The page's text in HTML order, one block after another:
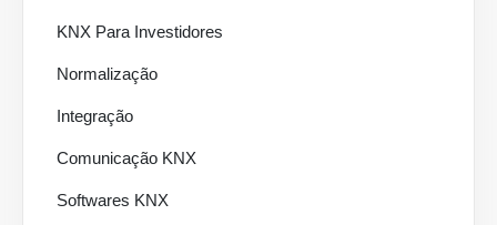
KNX Para Investidores
Normalização
Integração
Comunicação KNX
Softwares KNX